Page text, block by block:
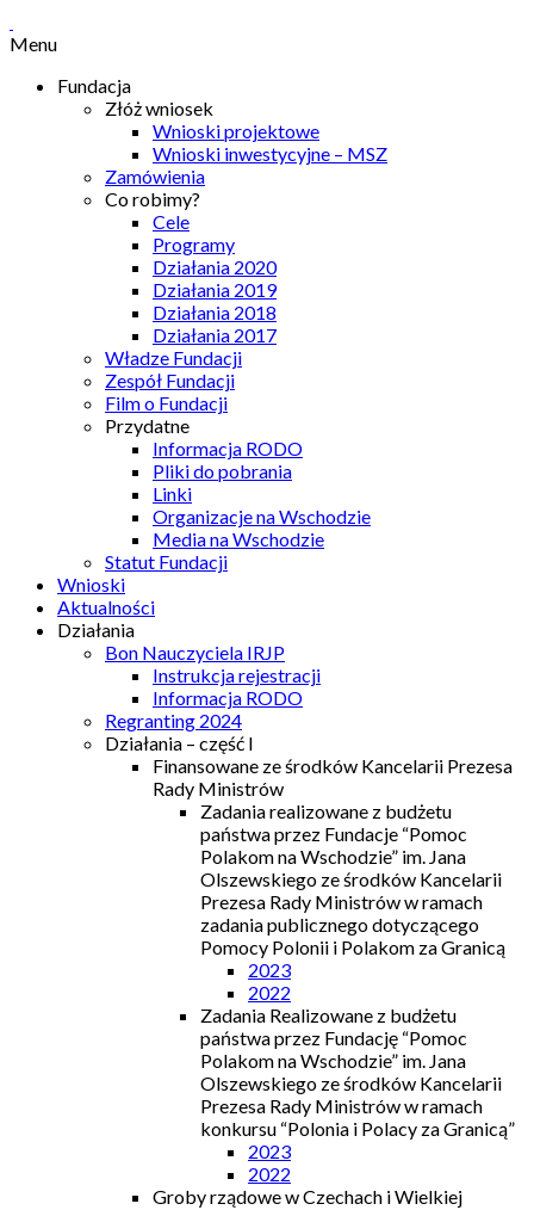
Menu
Fundacja
Złóż wniosek
Wnioski projektowe
Wnioski inwestycyjne – MSZ
Zamówienia
Co robimy?
Cele
Programy
Działania 2020
Działania 2019
Działania 2018
Działania 2017
Władze Fundacji
Zespół Fundacji
Film o Fundacji
Przydatne
Informacja RODO
Pliki do pobrania
Linki
Organizacje na Wschodzie
Media na Wschodzie
Statut Fundacji
Wnioski
Aktualności
Działania
Bon Nauczyciela IRJP
Instrukcja rejestracji
Informacja RODO
Regranting 2024
Działania – część I
Finansowane ze środków Kancelarii Prezesa
Rady Ministrów
Zadania realizowane z budżetu
państwa przez Fundacje “Pomoc
Polakom na Wschodzie” im. Jana
Olszewskiego ze środków Kancelarii
Prezesa Rady Ministrów w ramach
zadania publicznego dotyczącego
Pomocy Polonii i Polakom za Granicą
2023
2022
Zadania Realizowane z budżetu
państwa przez Fundację “Pomoc
Polakom na Wschodzie” im. Jana
Olszewskiego ze środków Kancelarii
Prezesa Rady Ministrów w ramach
konkursu “Polonia i Polacy za Granicą”
2023
2022
Groby rządowe w Czechach i Wielkiej